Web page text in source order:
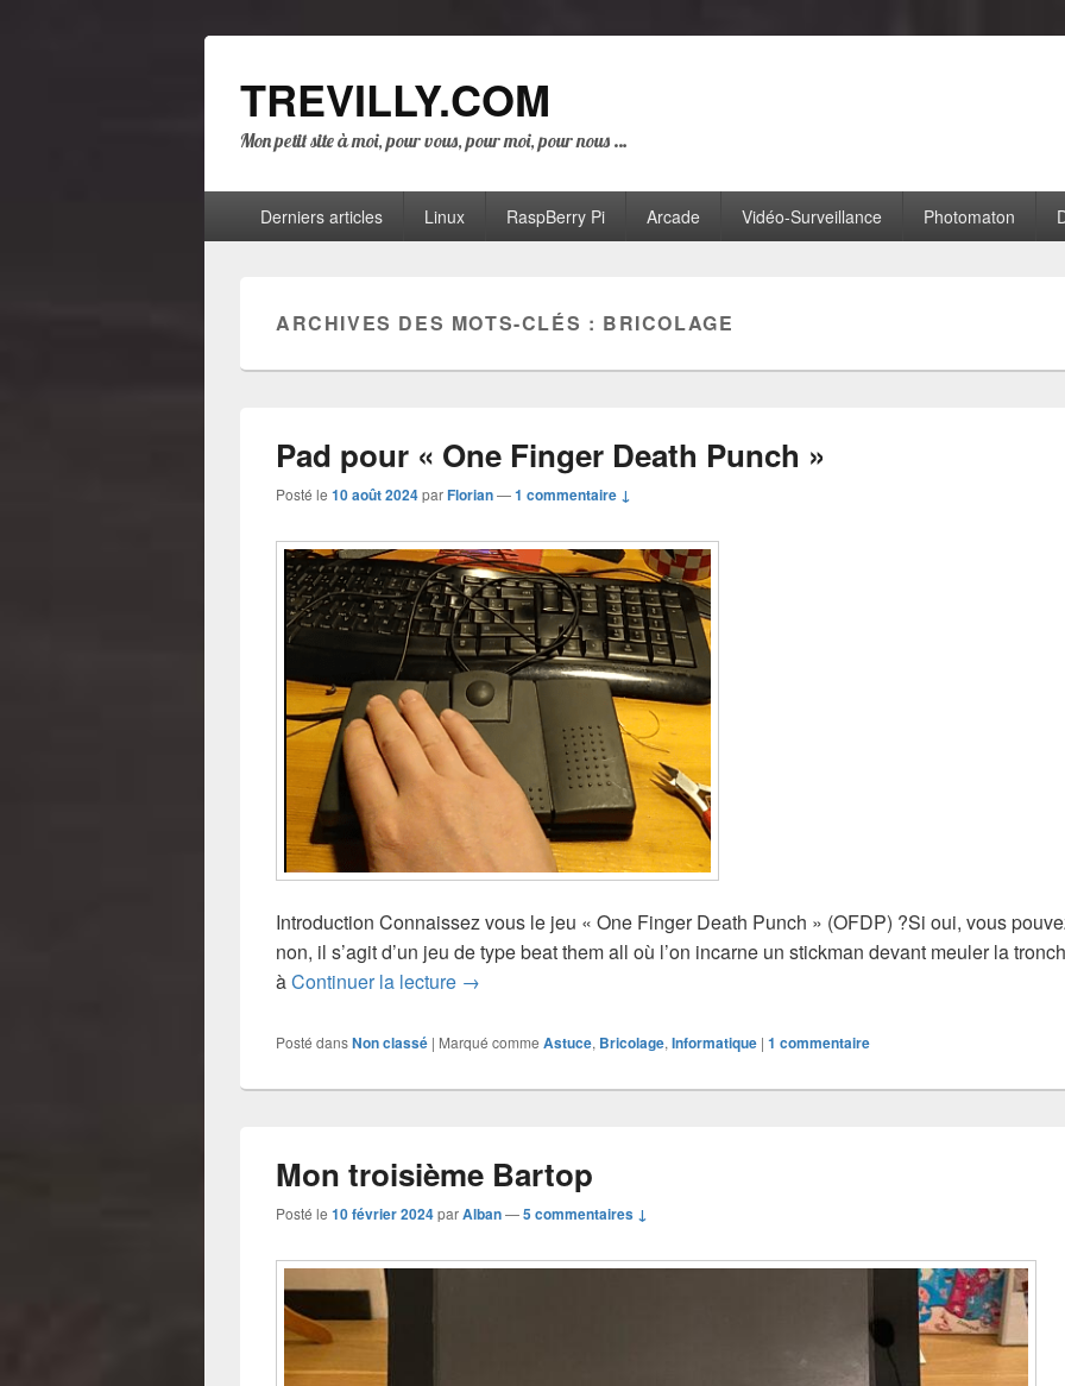
TREVILLY.COM
Mon petit site à moi, pour vous, pour moi, pour nous …
principalDerniers articles Linux RaspBerry Pi Arcade Vidéo-Surveillance Photomaton
ARCHIVES DES MOTS-CLÉS : BRICOLAGE
Pad pour « One Finger Death Punch »
Posté le 10 août 2024parFlorian—1 commentaire ↓
Introduction Connaissez vous le jeu « One Finger Death Punch » (OFDP) ?Si oui, vous
non, il s’agit d’un jeu de type beat them all où l’on incarne un stickman devant meuler la
àContinuer la lecture Pad pour « One Finger Death Punch »
→
Posté dansNon classé | Marqué comme Astuce, Bricolage, Informatique | 1 commentaire
Mon troisième Bartop
Posté le 10 février 2024parAlban—5 commentaires ↓